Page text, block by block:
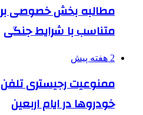
مطالبه بخش خصوصی
متناسب با شرایط جنگی
2 هفته پیش
ممنوعیت رجیستری
خودروها در ایام اربعین